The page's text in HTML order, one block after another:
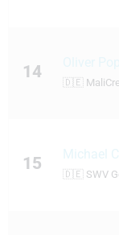
14
🇩🇪
15 Michael
🇩🇪 SWV